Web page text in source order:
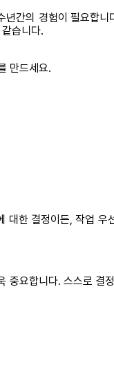
간의 경험이 필요합
습니다.
만드세요.
대한 결정이든, 작업
요합니다. 스스로 결